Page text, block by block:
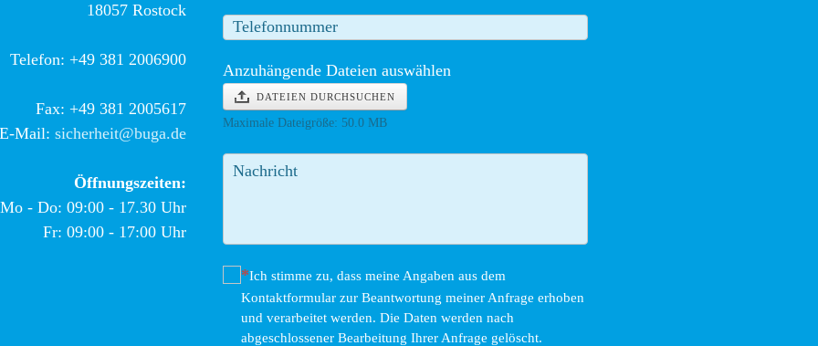
18057 Rostock
Telefon: +49 381 2006900
Fax: +49 381 2005617
E-Mail: sicherheit@buga.de
Öffnungszeiten:
Mo - Do: 09:00 - 17.30 Uhr
Fr: 09:00 - 17:00 Uhr
Anzuhängende Dateien auswählen
DATEIEN DURCHSUCHEN
Maximale Dateigröße: 50.0 MB
Ich stimme zu, dass meine Angaben aus dem
Kontaktformular zur Beantwortung meiner Anfrage erhoben
und verarbeitet werden. Die Daten werden nach
abgeschlossener Bearbeitung Ihrer Anfrage gelöscht.